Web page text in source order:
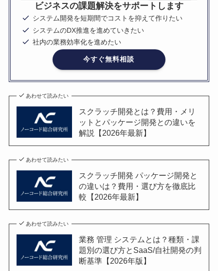
ビジネスの課題解決をサポートします
システム開発を短期間でコストを抑えて作りたい
システムのDX推進を進めていきたい
社内の業務効率化を進めたい
今すぐ無料相談
あわせて読みたい
スクラッチ開発とは？費用・メリ
ットとパッケージ開発との違いを
解説【2026年最新】
あわせて読みたい
スクラッチ開発 パッケージ開発と
の違いは？費用・選び方を徹底比
較【2026年最新】
あわせて読みたい
業務 管理 システムとは？種類・課
題別の選び方とSaaS/自社開発の判
断基準【2026年版】